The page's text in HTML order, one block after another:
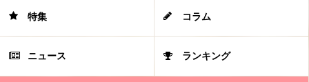
特集 コラム
ニュース ランキング